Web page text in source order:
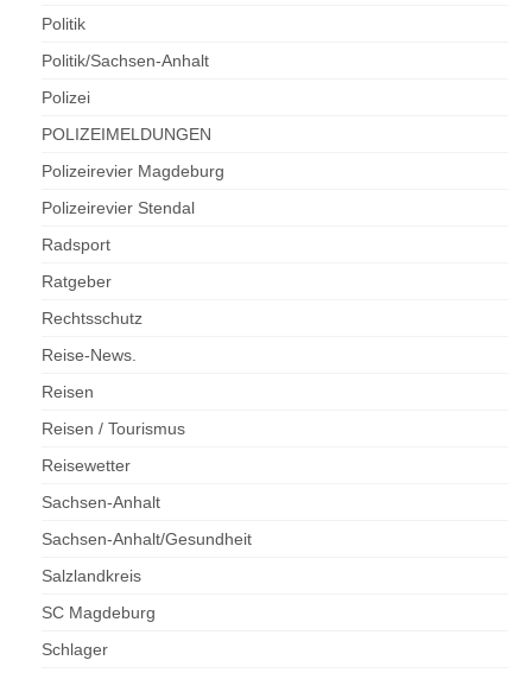
Politik
Politik/Sachsen-Anhalt
Polizei
POLIZEIMELDUNGEN
Polizeirevier Magdeburg
Polizeirevier Stendal
Radsport
Ratgeber
Rechtsschutz
Reise-News.
Reisen
Reisen / Tourismus
Reisewetter
Sachsen-Anhalt
Sachsen-Anhalt/Gesundheit
Salzlandkreis
SC Magdeburg
Schlager